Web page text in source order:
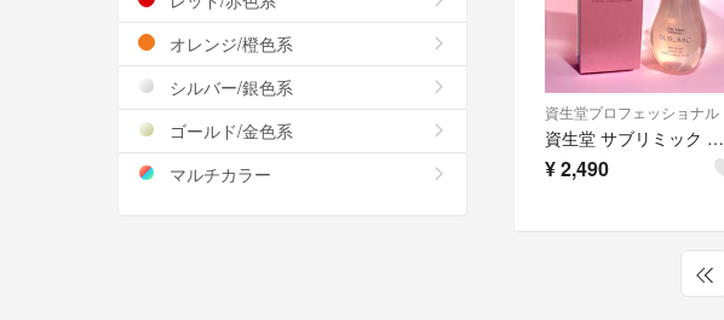
資生堂プロフェッショナル
資生堂 サブリミック エアリーフロー(T) シアーオイル 100mL
¥2,490
オレンジ/橙色系
シルバー/銀色系
ゴールド/金色系
マルチカラー